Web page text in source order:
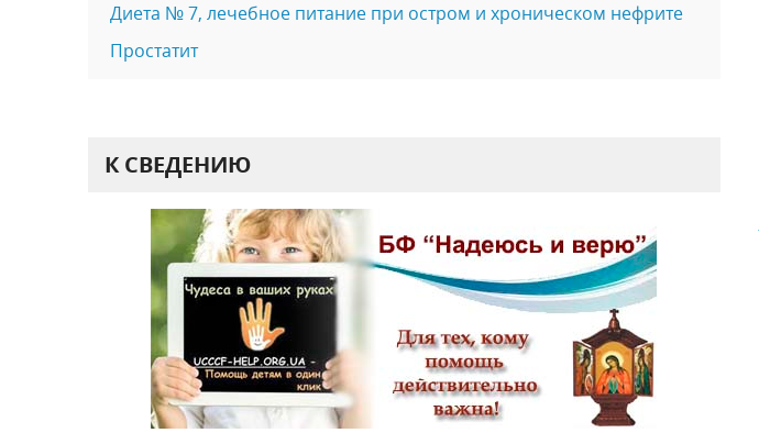
Диета № 7, лечебное питание при остром и хроническом нефрите
Простатит
К СВЕДЕНИЮ